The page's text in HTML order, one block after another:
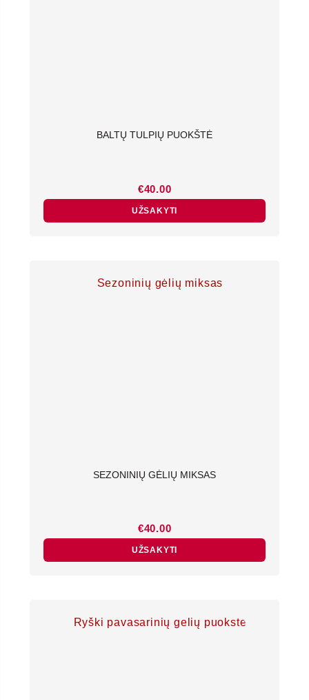
BALTŲ TULPIŲ PUOKŠTĖ
€40.00
UŽSAKYTI
SEZONINIŲ GĖLIŲ MIKSAS
€40.00
UŽSAKYTI